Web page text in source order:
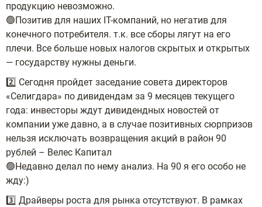
продукцию невозможно.
🟢Позитив для наших IT-компаний, но негатив для
конечного потребителя. т.к. все сборы лягут на его
плечи. Все больше новых налогов скрытых и открытых
— государству нужны деньги.
2️⃣ Сегодня пройдет заседание совета директоров
«Селигдара» по дивидендам за 9 месяцев текущего
года: инвесторы ждут дивидендных новостей от
компании уже давно, а в случае позитивных сюрпризов
нельзя исключать возвращения акций в район 90
рублей – Велес Капитал
🟢Недавно делал по нему анализ. На 90 я его особо не
жду:)
3️⃣ Драйверы роста для рынка отсутствуют. В рамках